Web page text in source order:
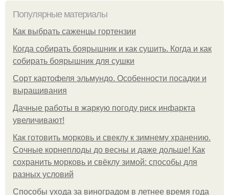
Популярные материалы
Как выбрать саженцы гортензии
Когда собирать боярышник и как сушить. Когда и как
собирать боярышник для сушки
Сорт картофеля эльмундо. Особенности посадки и
выращивания
Дачные работы в жаркую погоду риск инфаркта
увеличивают!
Как готовить морковь и свеклу к зимнему хранению.
Сочные корнеплоды до весны и даже дольше! Как
сохранить морковь и свёклу зимой: способы для
разных условий
Способы ухода за виноградом в летнее время года